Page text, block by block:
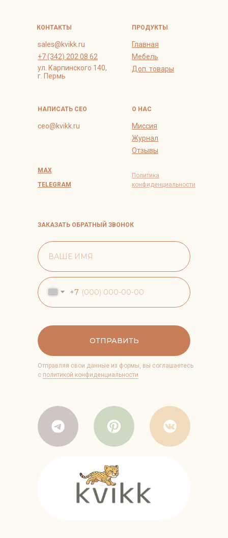
Политика
конфиденциальности
+7 (342) 202 08 62
ул. Карпинского 140,
г. Пермь
ЗАКАЗАТЬ ОБРАТНЫЙ ЗВОНОК
Главная
Мебель
Доп. товары
Миссия
Журнал
Отзывы
sales@kvikk.ru
ПРОДУКТЫ
О НАС
КОНТАКТЫ
ceo@kvikk.ru
НАПИСАТЬ СЕО
MAX
TELEGRAM
+7
ОТПРАВИТЬ
Отправляя свои данные из формы, вы соглашаетесь
с политикой конфиденциальности